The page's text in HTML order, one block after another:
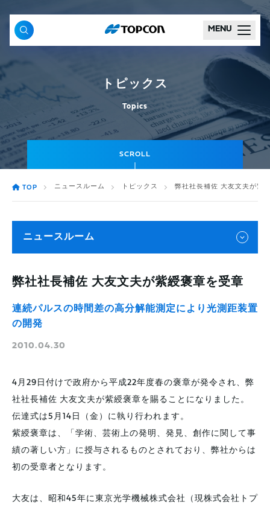
MENU
トピックス
Topics
SCROLL
TOP ニュースルーム トピックス 弊社社長補佐 大友文夫が紫
ニュースルーム
弊社社長補佐 大友文夫が紫綬褒章を受章
連続パルスの時間差の高分解能測定により光測距装置
の開発
2010.04.30
4月29日付けで政府から平成22年度春の褒章が発令され、弊
社社長補佐 大友文夫が紫綬褒章を賜ることになりました。
伝達式は5月14日（金）に執り行われます。
紫綬褒章は、「学術、芸術上の発明、発見、創作に関して事
績の著しい方」に授与されるものとされており、弊社からは
初の受章者となります。
大友は、昭和45年に東京光学機械株式会社（現株式会社トプ